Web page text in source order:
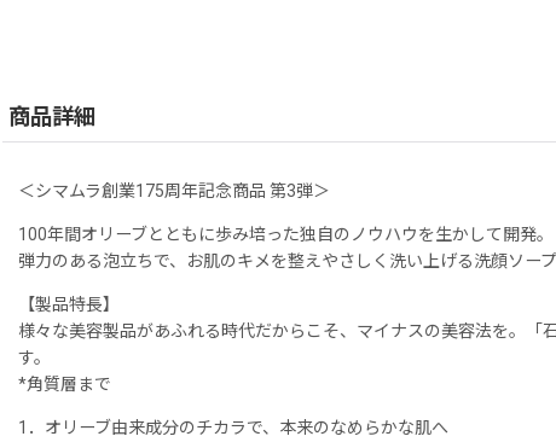
商品詳細
＜シマムラ創業175周年記念商品 第3弾＞
100年間オリーブとともに歩み培った独自のノウハウを生かして開発。
弾力のある泡立ちで、お肌のキメを整えやさしく洗い上げる洗顔ソープ
【製品特長】
様々な美容製品があふれる時代だからこそ、マイナスの美容法を。
す。
*角質層まで
1．オリーブ由来成分のチカラで、本来のなめらかな肌へ